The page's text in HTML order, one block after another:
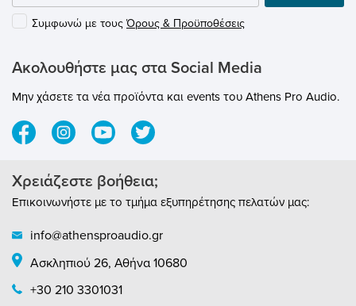
Συμφωνώ με τους Όρους & Προϋποθέσεις
Ακολουθήστε μας στα Social Media
Μην χάσετε τα νέα προϊόντα και events του Athens Pro Audio.
Χρειάζεστε βοήθεια;
Επικοινωνήστε με το τμήμα εξυπηρέτησης πελατών μας:
info@athensproaudio.gr
Ασκληπιού 26, Αθήνα 10680
+30 210 3301031